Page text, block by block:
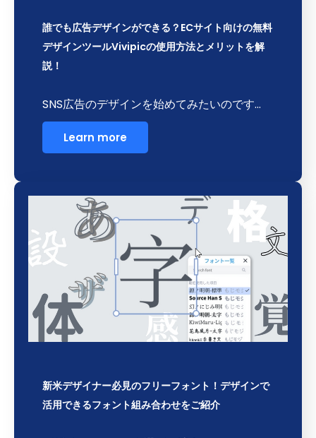
誰でも広告デザインができる？ECサイト向けの無料
デザインツールVivipicの使用方法とメリットを解
説！
SNS広告のデザインを始めてみたいのです…
Learn more
新米デザイナー必見のフリーフォント！デザインで
活用できるフォント組み合わせをご紹介